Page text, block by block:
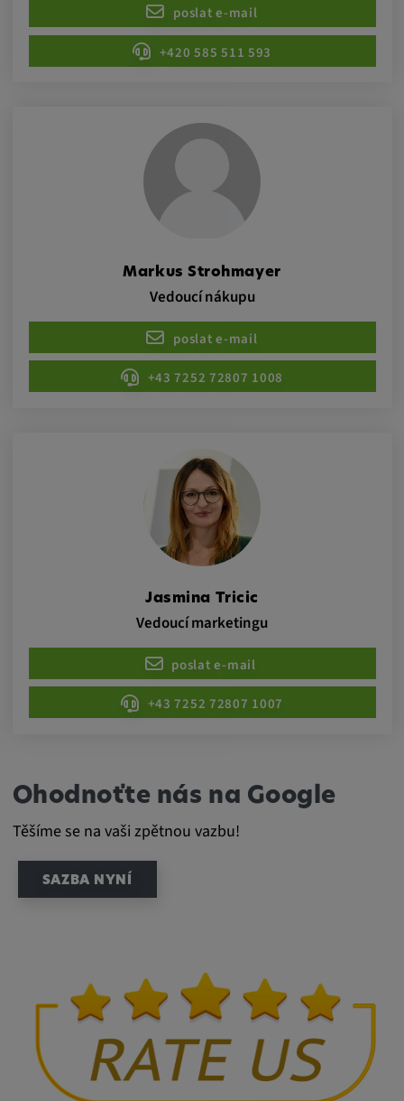
poslat e-mail
+420 585 511 593
Markus Strohmayer
Vedoucí nákupu
poslat e-mail
+43 7252 72807 1008
Jasmina Tricic
Vedoucí marketingu
poslat e-mail
+43 7252 72807 1007
Ohodnoťte nás na Google
Těšíme se na vaši zpětnou vazbu!
SAZBA NYNÍ